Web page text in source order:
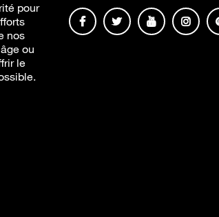
pour
nos
ou
le